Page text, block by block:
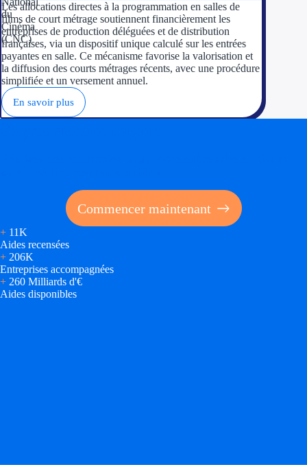
Les allocations directes à la programmation en salles de
films de court métrage soutiennent financièrement les
entreprises de production déléguées et de distribution
françaises, via un dispositif unique calculé sur les entrées
payantes en salle. Ce mécanisme favorise la valorisation et
la diffusion des courts métrages récents, avec une procédure
simplifiée et un versement annuel.
En savoir plus
Commencer maintenant
+ 11K
Aides recensées
+ 206K
Entreprises accompagnées
+ 260 Milliards d'€
Aides disponibles